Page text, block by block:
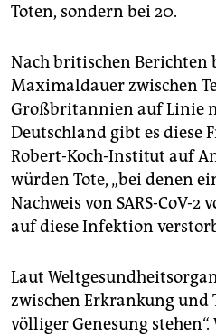
Toten, sondern bei 20.
Nach britischen Berichten
Maximaldauer zwischen
Großbritannien auf Linie
Deutschland gibt es diese
Robert-Koch-Institut auf
würden Tote, „bei denen
Nachweis von SARS-CoV-
auf diese Infektion
Laut
zwischen Erkrankung und
völliger Genesung stehen“.